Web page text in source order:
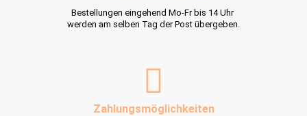
Bestellungen eingehend Mo-Fr bis 14 Uhr
werden am selben Tag der Post übergeben.
Zahlungsmöglichkeiten